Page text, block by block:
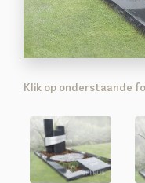
Klik op onderstaande